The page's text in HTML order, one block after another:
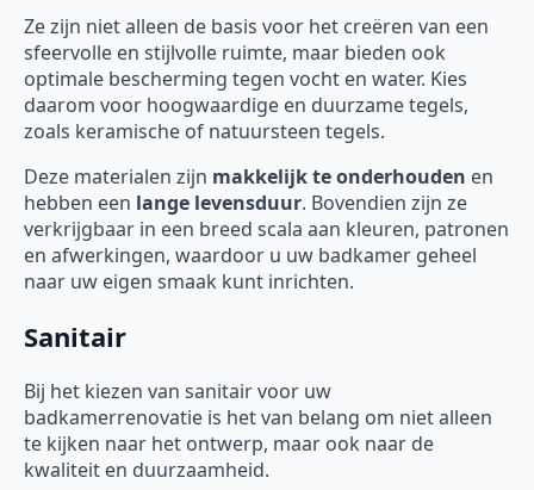
Ze zijn niet alleen de basis voor het creëren van een
sfeervolle en stijlvolle ruimte, maar bieden ook
optimale bescherming tegen vocht en water. Kies
daarom voor hoogwaardige en duurzame tegels,
zoals keramische of natuursteen tegels.
Deze materialen zijn makkelijk te onderhouden en
hebben een lange levensduur. Bovendien zijn ze
verkrijgbaar in een breed scala aan kleuren, patronen
en afwerkingen, waardoor u uw badkamer geheel
naar uw eigen smaak kunt inrichten.
Sanitair
Bij het kiezen van sanitair voor uw
badkamerrenovatie is het van belang om niet alleen
te kijken naar het ontwerp, maar ook naar de
kwaliteit en duurzaamheid.